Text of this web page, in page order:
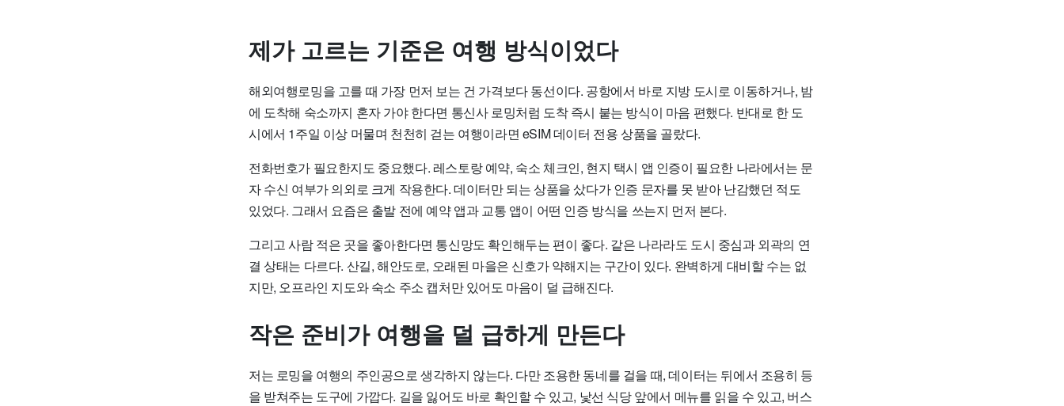
제가 고르는 기준은 여행 방식이었다
해외여행로밍을 고를 때 가장 먼저 보는 건 가격보다 동선이다. 공항에서 바로 지방 도시로 이동하거나, 밤
에 도착해 숙소까지 혼자 가야 한다면 통신사 로밍처럼 도착 즉시 붙는 방식이 마음 편했다. 반대로 한 도
시에서 1주일 이상 머물며 천천히 걷는 여행이라면 eSIM 데이터 전용 상품을 골랐다.
전화번호가 필요한지도 중요했다. 레스토랑 예약, 숙소 체크인, 현지 택시 앱 인증이 필요한 나라에서는 문
자 수신 여부가 의외로 크게 작용한다. 데이터만 되는 상품을 샀다가 인증 문자를 못 받아 난감했던 적도
있었다. 그래서 요즘은 출발 전에 예약 앱과 교통 앱이 어떤 인증 방식을 쓰는지 먼저 본다.
그리고 사람 적은 곳을 좋아한다면 통신망도 확인해두는 편이 좋다. 같은 나라라도 도시 중심과 외곽의 연
결 상태는 다르다. 산길, 해안도로, 오래된 마을은 신호가 약해지는 구간이 있다. 완벽하게 대비할 수는 없
지만, 오프라인 지도와 숙소 주소 캡처만 있어도 마음이 덜 급해진다.
작은 준비가 여행을 덜 급하게 만든다
저는 로밍을 여행의 주인공으로 생각하지 않는다. 다만 조용한 동네를 걸을 때, 데이터는 뒤에서 조용히 등
을 받쳐주는 도구에 가깝다. 길을 잃어도 바로 확인할 수 있고, 낯선 식당 앞에서 메뉴를 읽을 수 있고, 버스